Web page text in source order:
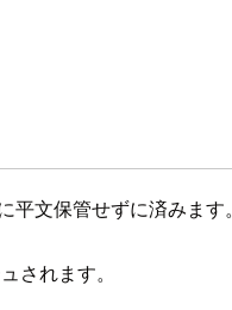
文保管せずに済みます。
されます。